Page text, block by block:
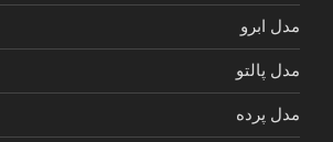
مدل ابرو
مدل پالتو
مدل پرده